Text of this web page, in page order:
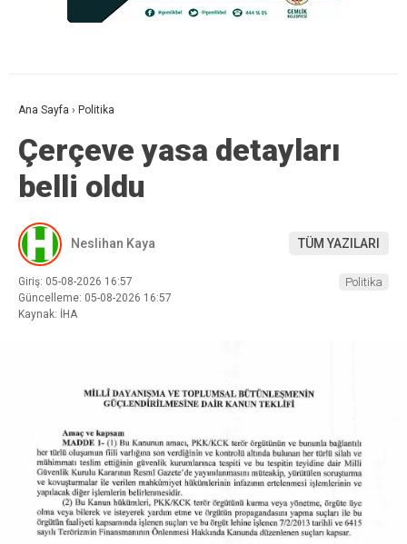
Ana Sayfa › Politika
Çerçeve yasa detayları
belli oldu
Neslihan Kaya TÜM YAZILARI
Giriş: 05-08-2026 16:57
Güncelleme: 05-08-2026 16:57
Kaynak: İHA
Politika